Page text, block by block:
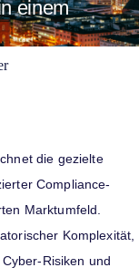
einem
die gezielte
Compliance-
Marktumfeld.
Komplexität,
Risiken und